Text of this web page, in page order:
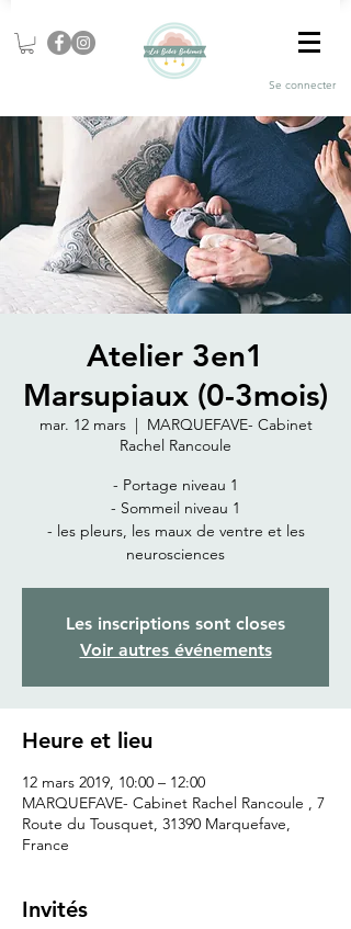
Se connecter
Atelier 3en1
Marsupiaux (0-3mois)
mar. 12 mars
  |
MARQUEFAVE- Cabinet
Rachel Rancoule
- Portage niveau 1
- Sommeil niveau 1
- les pleurs, les maux de ventre et les
neurosciences
Les inscriptions sont closes
Voir autres événements
Heure et lieu
12 mars 2019, 10:00 – 12:00
MARQUEFAVE- Cabinet Rachel Rancoule , 7
Route du Tousquet, 31390 Marquefave,
France
Invités